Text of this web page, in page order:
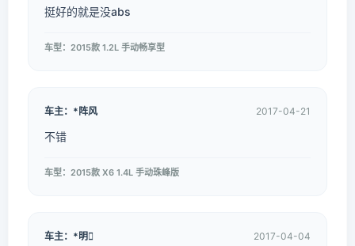
挺好的就是没abs
车型：2015款 1.2L 手动畅享型
车主：*阵风 2017-04-21
不错
车型：2015款 X6 1.4L 手动珠峰版
车主：*明 2017-04-04